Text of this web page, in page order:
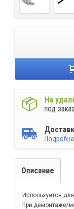
На
под
Описание
Используется
при демонтаже/